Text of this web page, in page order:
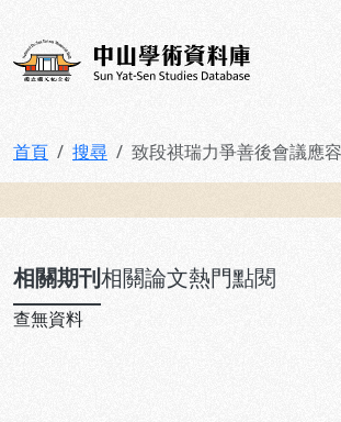
中山學術資料庫
首頁 搜尋 致段祺瑞力爭善後會議應
相關期刊相關論文熱門點閱
查無資料